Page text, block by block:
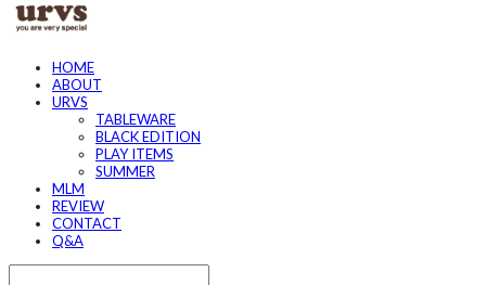
HOME
ABOUT
URVS
TABLEWARE
BLACK EDITION
PLAY ITEMS
SUMMER
MLM
REVIEW
CONTACT
Q&A